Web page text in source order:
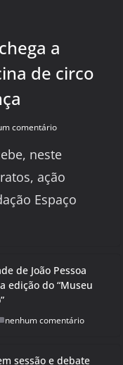
a
de circo
comentário
neste
ação
Espaço
de João Pessoa
edição do “Museu
nenhum comentário
sessão e debate